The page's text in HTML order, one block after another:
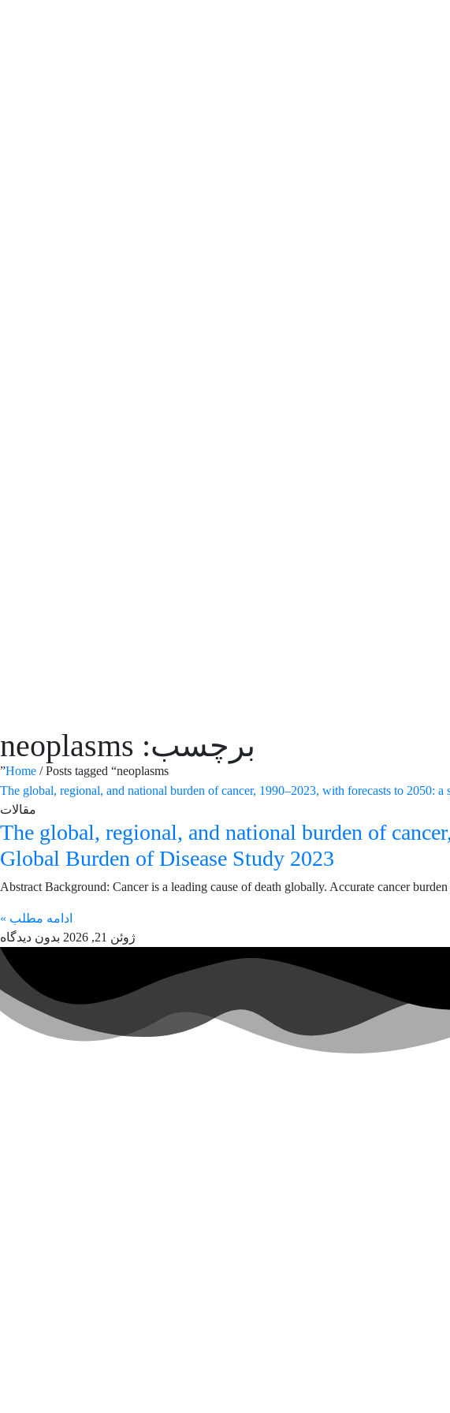
برچسب: neoplasms
Home / Posts tagged “neoplasms”
مقالات
The global, regional, and national burden of
Global Burden of Disease Study 2023
Abstract Background: Cancer is a leading cause of death globally. Accurate cancer
ادامه مطلب »
ژوئن 21, 2026
بدون دیدگاه